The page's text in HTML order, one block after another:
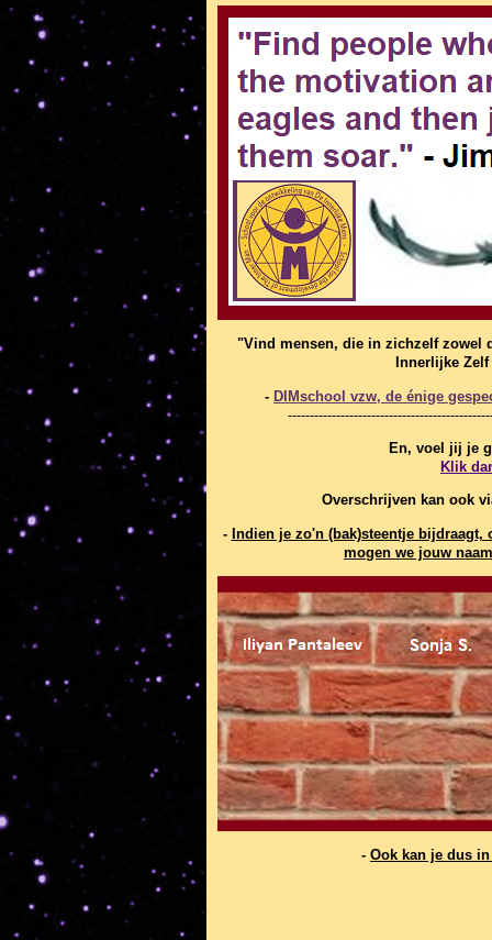
"Vind mensen, die in zichzelf zowel
Innerlijke
- DIMschool vzw, de énige
En, voel jij je
Klik
Overschrijven kan ook
- Indien je zo'n (bak)steentje bijdraagt,
mogen we jouw
- Ook kan je dus